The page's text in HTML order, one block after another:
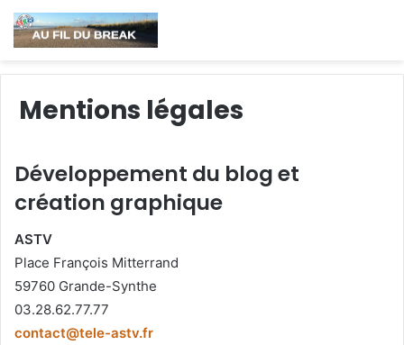
Mentions légales
Développement du blog et
création graphique
ASTV
Place François Mitterrand
59760 Grande-Synthe
03.28.62.77.77
contact@tele-astv.fr